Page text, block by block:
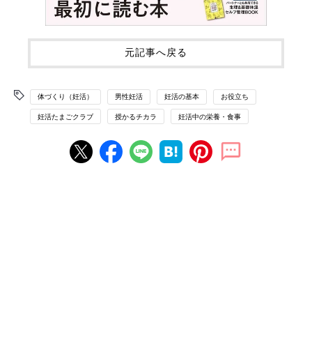
元記事へ戻る
体づくり（妊活） 男性妊活 妊活の基本 お役立ち
妊活たまごクラブ 授かるチカラ 妊活中の栄養・食事